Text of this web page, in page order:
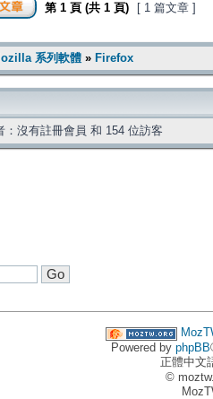
第 1 頁 (共 1 頁) [ 1 篇文章 ]
系列軟體 » Firefox
沒有註冊會員 和 154 位訪客
Powered by phpBB
正體中文
©